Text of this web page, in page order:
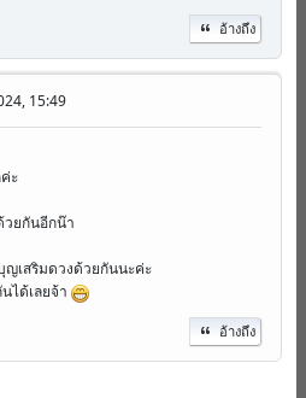
อ้างถึง
15:49
ะ
วยกันอีกน๊า
เสริมดวงด้วยกันนะค่ะ
ได้เลยจ้า
อ้างถึง